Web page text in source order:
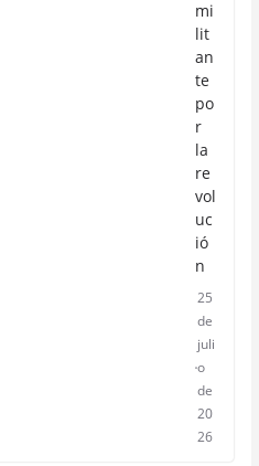
mi
lit
an
te
po
r
la
re
vol
uc
ió
n
25
de
juli
o
de
20
26